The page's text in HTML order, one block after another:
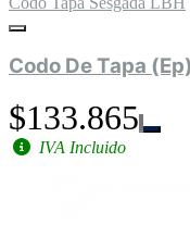
Codo De Tapa
$133.865
IVA Incluido